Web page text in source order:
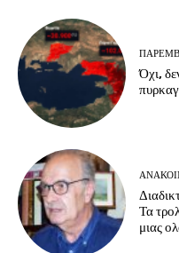
Όχι,
Τα
μιας